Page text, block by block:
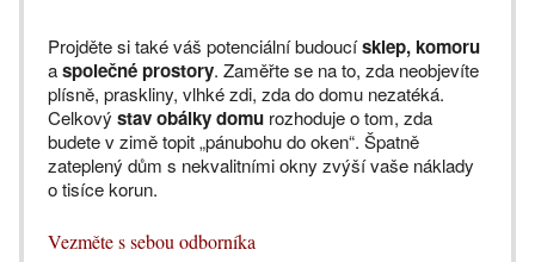
Projděte si také váš potenciální budoucísklep, komoru
aspolečné prostory. Zaměřte se na to, zda neobjevíte
plísně, praskliny, vlhké zdi, zda do domu nezatéká.
Celkový stav obálky domu rozhoduje o tom, zda
budete v zimě topit „pánubohu do oken“. Špatně
zateplený dům s nekvalitními okny zvýší vaše náklady
o tisíce korun.
Vezměte s sebou odborníka